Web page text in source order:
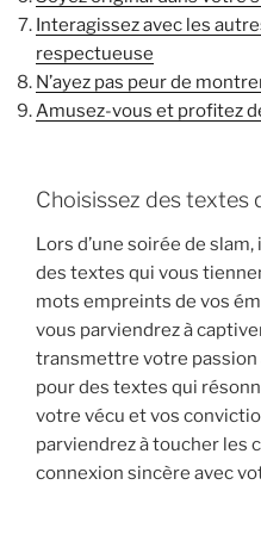
Interagissez avec les
respectueuse
N’ayez pas peur de
Amusez-vous et profitez
Choisissez des
Lors d’une soirée de
des textes qui vous
mots empreints de vos
vous parviendrez à
transmettre votre
pour des textes qui
votre vécu et vos
parviendrez à toucher les
connexion sincère avec